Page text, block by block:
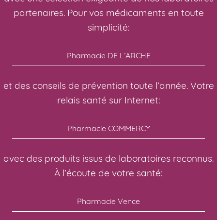
partenaires. Pour vos médicaments en toute
simplicité:
Pharmacie DE L’ARCHE
et des conseils de prévention toute l’année. Votre
relais santé sur Internet:
Pharmacie COMMERCY
avec des produits issus de laboratoires reconnus.
À l’écoute de votre santé:
Pharmacie Vence